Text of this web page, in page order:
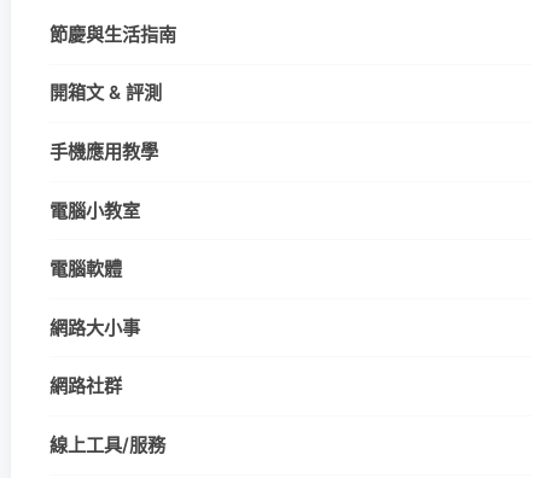
節慶與生活指南
開箱文 & 評測
手機應用教學
電腦小教室
電腦軟體
網路大小事
網路社群
線上工具/服務